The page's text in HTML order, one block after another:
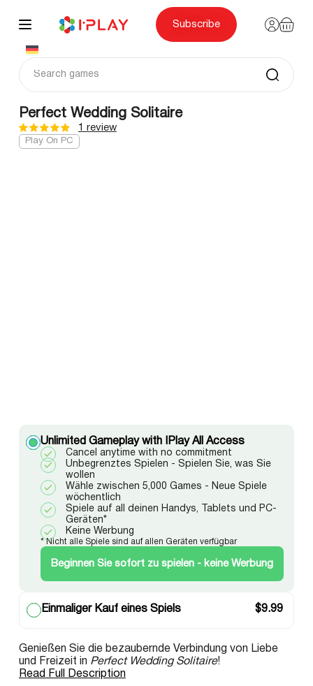
content
Subscribe
Perfect Wedding Solitaire
1 review
Play On PC
Unlimited Gameplay with IPlay All Access
Cancel anytime with no commitment
Unbegrenztes Spielen - Spielen Sie, was Sie
wollen
Wähle zwischen 5,000 Games - Neue Spiele
wöchentlich
Spiele auf all deinen Handys, Tablets und PC-
Geräten*
Keine Werbung
* Nicht alle Spiele sind auf allen Geräten verfügbar
Beginnen Sie sofort zu spielen - keine Werbung
Einmaliger Kauf eines Spiels $9.99
Genießen Sie die bezaubernde Verbindung von Liebe
und Freizeit in Perfect Wedding Solitaire!
Read Full Description